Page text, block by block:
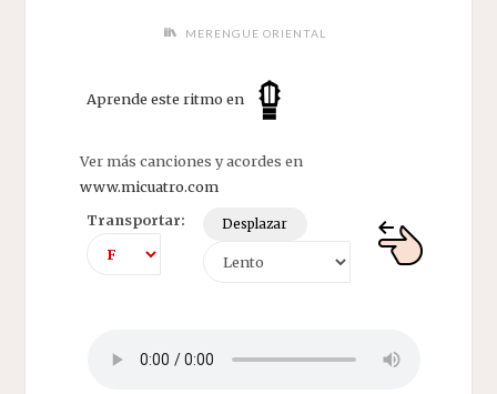
MERENGUE ORIENTAL
Aprende este ritmo en
Ver más canciones y acordes en
www.micuatro.com
Transportar:
Desplazar